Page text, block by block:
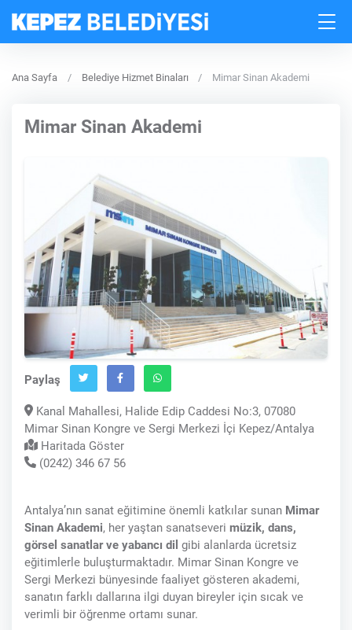
Ana Sayfa Belediye Hizmet Binaları Mimar Sinan Akademi
Mimar Sinan Akademi
Paylaş
Kanal Mahallesi, Halide Edip Caddesi No:3, 07080
Mimar Sinan Kongre ve Sergi Merkezi İçi Kepez/Antalya
Haritada Göster
(0242) 346 67 56
Antalya’nın sanat eğitimine önemli katkılar sunan Mimar
Sinan Akademi, her yaştan sanatseveri müzik, dans,
görsel sanatlar ve yabancı dil gibi alanlarda ücretsiz
eğitimlerle buluşturmaktadır. Mimar Sinan Kongre ve
Sergi Merkezi bünyesinde faaliyet gösteren akademi,
sanatın farklı dallarına ilgi duyan bireyler için sıcak ve
verimli bir öğrenme ortamı sunar.